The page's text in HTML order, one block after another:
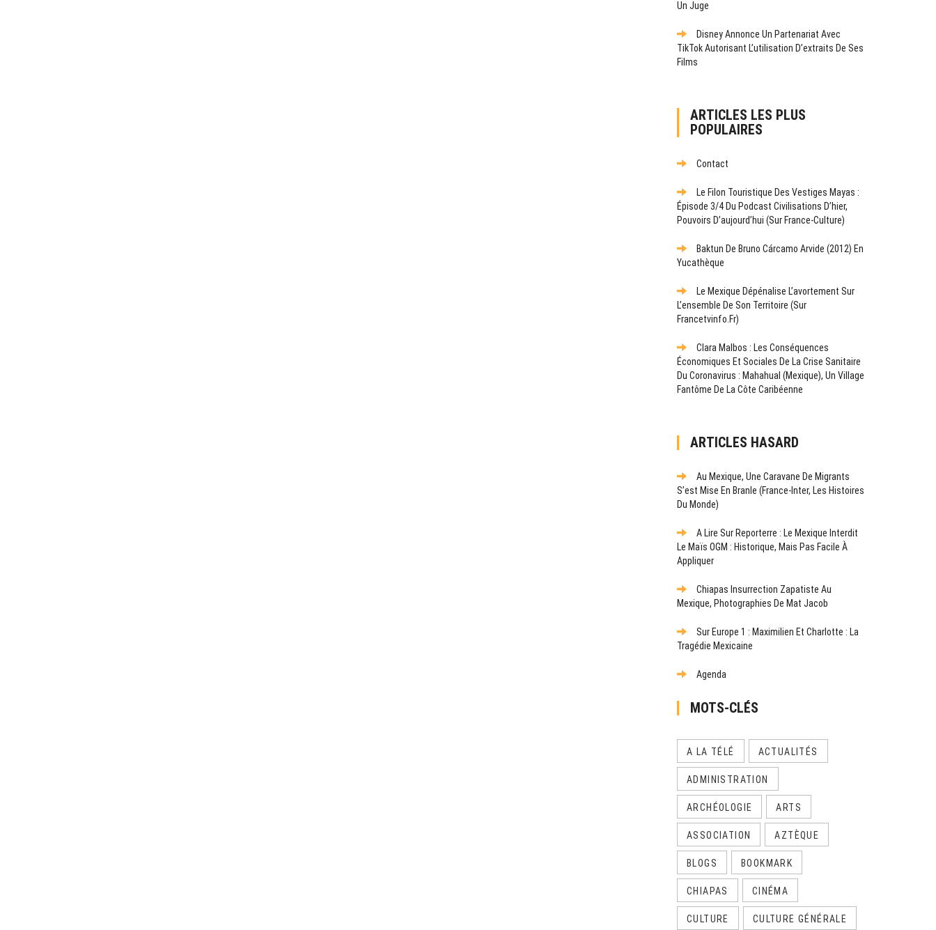
Un Juge
Disney Annonce Un Partenariat Avec
TikTok Autorisant L’utilisation D’extraits De Ses
Films
ARTICLES LES PLUS
POPULAIRES
Contact
Le Filon Touristique Des Vestiges Mayas :
Épisode 3/4 Du Podcast Civilisations D’hier,
Pouvoirs D’aujourd’hui (sur France-Culture)
Baktun De Bruno Cárcamo Arvide (2012) En
Yucathèque
Le Mexique Dépénalise L’avortement Sur
L’ensemble De Son Territoire (sur
Francetvinfo.fr)
Clara Malbos : Les Conséquences
Économiques Et Sociales De La Crise Sanitaire
Du Coronavirus : Mahahual (Mexique), Un Village
Fantôme De La Côte Caribéenne
ARTICLES HASARD
Au Mexique, Une Caravane De Migrants
S’est Mise En Branle (France-Inter, Les Histoires
Du Monde)
A Lire Sur Reporterre : Le Mexique Interdit
Le Maïs OGM : Historique, Mais Pas Facile À
Appliquer
Chiapas Insurrection Zapatiste Au
Mexique, Photographies De Mat Jacob
Sur Europe 1 : Maximilien Et Charlotte : La
Tragédie Mexicaine
Agenda
MOTS-CLÉS
A LA TÉLÉ ACTUALITÉS
ADMINISTRATION
ARCHÉOLOGIE ARTS
ASSOCIATION AZTÈQUE
BLOGS BOOKMARK
CHIAPAS CINÉMA
CULTURE CULTURE GÉNÉRALE